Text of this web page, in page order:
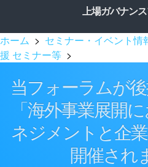
上場ガバナン
ホーム > セミナー・イベント情
援 セミナー等 >
当フォーラムが
「海外事業展開
ネジメントと企
開催され